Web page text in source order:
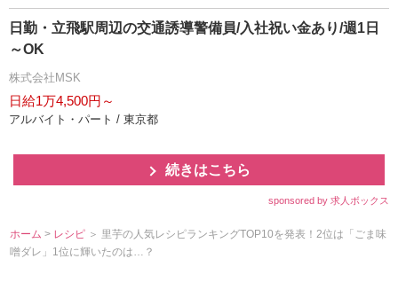
日勤・立飛駅周辺の交通誘導警備員/入社祝い金あり/週1日
～OK
株式会社MSK
日給1万4,500円～
アルバイト・パート / 東京都
続きはこちら
sponsored by 求人ボックス
ホーム > レシピ ＞ 里芋の人気レシピランキングTOP10を発表！2位は「ごま味
噌ダレ」1位に輝いたのは…？